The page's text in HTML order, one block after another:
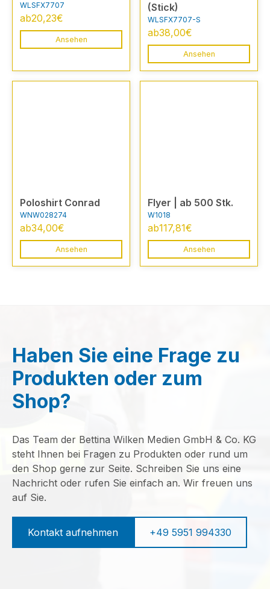
WLSFX7707
ab20,23€
Ansehen
(Stick)
WLSFX7707-S
ab38,00€
Ansehen
Poloshirt Conrad
WNW028274
ab34,00€
Ansehen
Flyer | ab 500 Stk.
W1018
ab117,81€
Ansehen
Haben Sie eine Frage zu
Produkten oder zum
Shop?
Das Team der Bettina Wilken Medien GmbH & Co. KG
steht Ihnen bei Fragen zu Produkten oder rund um
den Shop gerne zur Seite. Schreiben Sie uns eine
Nachricht oder rufen Sie einfach an. Wir freuen uns
auf Sie.
Kontakt aufnehmen +49 5951 994330